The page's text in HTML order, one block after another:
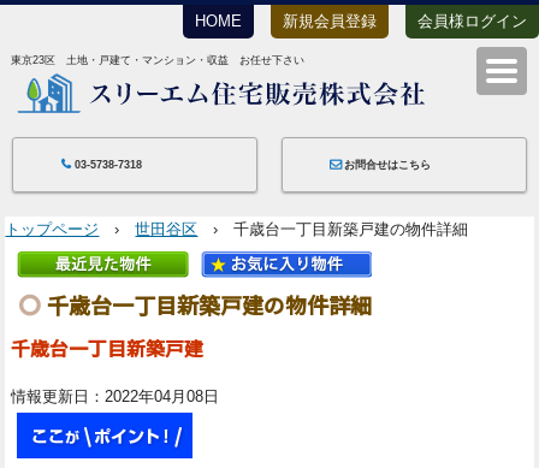
HOME 新規会員登録 会員様ログイン
東京23区 土地・戸建て・マンション・収益 お任せ下さい
03-5738-7318 お問合せはこちら
トップページ ›世田谷区 › 千歳台一丁目新築戸建の物件詳細
千歳台一丁目新築戸建の物件詳細
千歳台一丁目新築戸建
情報更新日：2022年04月08日